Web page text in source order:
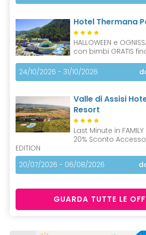
Hotel Thermana
HALLOWEEN e
con bimbi GRATIS
24/10/2026 - 31/10/2026
Valle di Assisi
Resort
Last Minute in
20% Sconto Accesso
EDITION
20/07/2026 - 06/08/2026
GUARDA TUTTE LE